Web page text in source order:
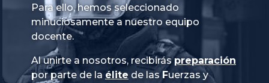
Para ello, hemos seleccionado
minuciosamente a nuestro equipo
docente.
Al unirte a nosotros, recibiráspreparación
por parte de la élite de las Fuerzas y